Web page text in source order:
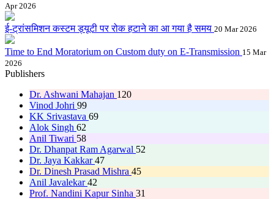
Apr 2026
ई-ट्रांसमिशन कस्टम ड्यूटी पर रोक हटाने का आ गया है समय 20 Mar 2026
Time to End Moratorium on Custom duty on E-Transmission 15 Mar
2026
Publishers
Dr. Ashwani Mahajan 120
Vinod Johri 99
KK Srivastava 69
Alok Singh 62
Anil Tiwari 58
Dr. Dhanpat Ram Agarwal 52
Dr. Jaya Kakkar47
Dr. Dinesh Prasad Mishra 45
Anil Javalekar42
Prof. Nandini Kapur Sinha 31